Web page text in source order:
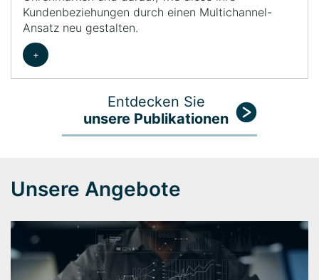
Kundenbeziehungen durch einen Multichannel-
Ansatz neu gestalten.
+
Entdecken Sie
unsere Publikationen
Unsere Angebote